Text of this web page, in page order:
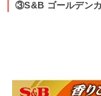
③S&B ゴールデンカ